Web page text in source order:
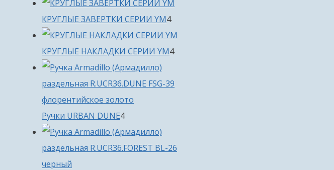
товара
КРУГЛЫЕ ЗАВЕРТКИ СЕРИИ YM44
товара
КРУГЛЫЕ НАКЛАДКИ СЕРИИ YM44
Ручки URBAN DUNE44
товара